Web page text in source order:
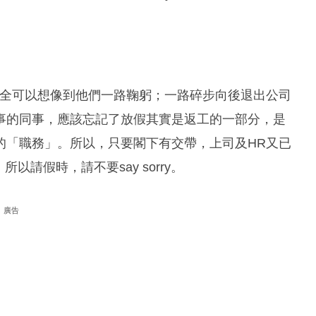
可以想像到他們一路鞠躬；一路碎步向後退出公司
同事，應該忘記了放假其實是返工的一部分，是
職務」。所以，只要閣下有交帶，上司及HR又已
以請假時，請不要say sorry。
廣告